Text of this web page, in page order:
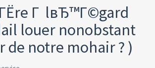
Г lвЂ™Г©gard
louer nonobstant
de notre mohair ? )